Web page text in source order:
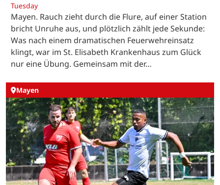
Tuesday
Mayen. Rauch zieht durch die Flure, auf einer Station
bricht Unruhe aus, und plötzlich zählt jede Sekunde:
Was nach einem dramatischen Feuerwehreinsatz
klingt, war im St. Elisabeth Krankenhaus zum Glück
nur eine Übung. Gemeinsam mit der…
Mayen